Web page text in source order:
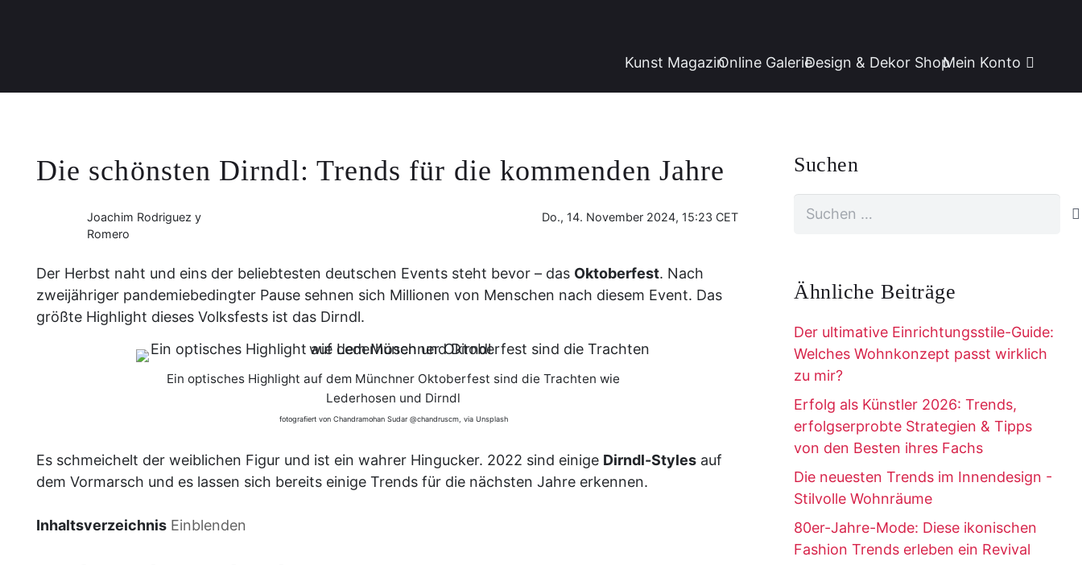
Kunst MagazinOnline GalerieDesign & Dekor ShopMein Konto
Die schönsten Dirndl: Trends für die kommenden Jahre
Joachim Rodriguez y
Romero
Do., 14. November 2024, 15:23 CET
Der Herbst naht und eins der beliebtesten deutschen Events steht bevor – das Oktoberfest. Nach
zweijähriger pandemiebedingter Pause sehnen sich Millionen von Menschen nach diesem Event. Das
größte Highlight dieses Volksfests ist das Dirndl.
Ein optisches Highlight auf dem Münchner Oktoberfest sind die Trachten wie
Lederhosen und Dirndl
fotografiert von Chandramohan Sudar @chandruscm, via Unsplash
Es schmeichelt der weiblichen Figur und ist ein wahrer Hingucker. 2022 sind einige Dirndl-Styles auf
dem Vormarsch und es lassen sich bereits einige Trends für die nächsten Jahre erkennen.
Inhaltsverzeichnis Einblenden
Suchen
Ähnliche Beiträge
Der ultimative Einrichtungsstile-Guide:
Welches Wohnkonzept passt wirklich
zu mir?
Erfolg als Künstler 2026: Trends,
erfolgserprobte Strategien & Tipps
von den Besten ihres Fachs
Die neuesten Trends im Innendesign -
Stilvolle Wohnräume
80er-Jahre-Mode: Diese ikonischen
Fashion Trends erleben ein Revival